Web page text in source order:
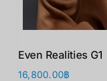
Even Realities G1
16,800.00฿